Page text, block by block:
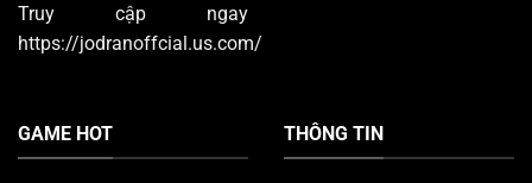
Truy cập ngay
https://jodranoffcial.us.com/
GAME HOT THÔNG TIN